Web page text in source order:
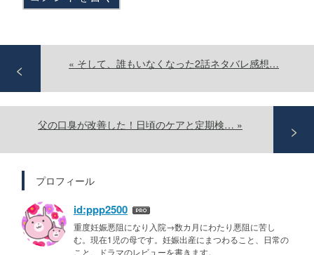
« そして、誰もいなくなった2話ネタバレ感想…
父の口臭が改善した！日頃のケアと定期検… »
プロフィール
id:ppp2500
重度妊娠悪阻になり入院→数カ月にわたり悪阻に苦し
む。現在1児の母です。妊娠出産にまつわること、日常の
こと、ドラマのレビューを書きます。